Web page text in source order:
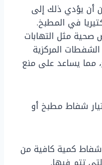
أن يؤدي ذلك إلى
في المطبخ.
مثل التهابات
المركزية
مما يساعد على منع
شفاط مطبخ أو
كمية كافية من